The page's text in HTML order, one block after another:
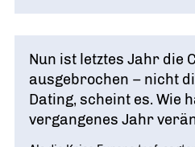
Nun ist letztes Jahr die
ausgebrochen – nicht
Dating, scheint es. Wie
vergangenes Jahr